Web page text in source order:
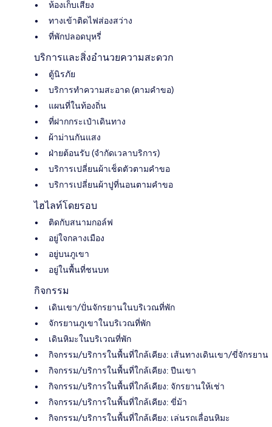
ห้องเก็บเสียง
ทางเข้าติดไฟส่องสว่าง
ที่พักปลอดบุหรี่
บริการและสิ่งอำนวยความสะดวก
ตู้นิรภัย
บริการทำความสะอาด (ตามคำขอ)
แผนที่ในท้องถิ่น
ที่ฝากกระเป๋าเดินทาง
ผ้าม่านกันแสง
ฝ่ายต้อนรับ (จำกัดเวลาบริการ)
บริการเปลี่ยนผ้าเช็ดตัวตามคำขอ
บริการเปลี่ยนผ้าปูที่นอนตามคำขอ
ไฮไลท์โดยรอบ
ติดกับสนามกอล์ฟ
อยู่ใจกลางเมือง
อยู่บนภูเขา
อยู่ในพื้นที่ชนบท
กิจกรรม
เดินเขา/ปั่นจักรยานในบริเวณที่พัก
จักรยานภูเขาในบริเวณที่พัก
เดินหิมะในบริเวณที่พัก
กิจกรรม/บริการในพื้นที่ใกล้เคียง: เส้นทางเดินเขา/ขี่จักรยาน
กิจกรรม/บริการในพื้นที่ใกล้เคียง: ปีนเขา
กิจกรรม/บริการในพื้นที่ใกล้เคียง: จักรยานให้เช่า
กิจกรรม/บริการในพื้นที่ใกล้เคียง: ขี่ม้า
กิจกรรม/บริการในพื้นที่ใกล้เคียง: เล่นรถเลื่อนหิมะ